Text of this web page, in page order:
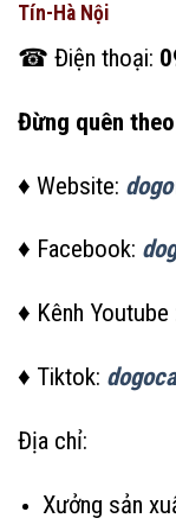
Tín-Hà Nội
☎ Điện thoại:
Đừng quên
♦ Website:
♦ Facebook:
♦ Kênh Youtube
♦ Tiktok:
Địa chỉ:
Xưởng sản